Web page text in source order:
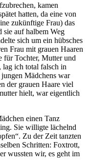
kamen
hatten, da eine von
zukünftige Frau) das
sie auf halbem Weg
sich um ein hübsches
Frau mit grauen Haaren
für Tochter, Mutter und
lag ich total falsch in
Mädchens war
der grauen Haare viel
hielt, war eigentlich
einen Tanz
Sie willigte lächelnd
. Zu der Zeit tanzten
Schritten: Foxtrott,
wussten wir, es geht im